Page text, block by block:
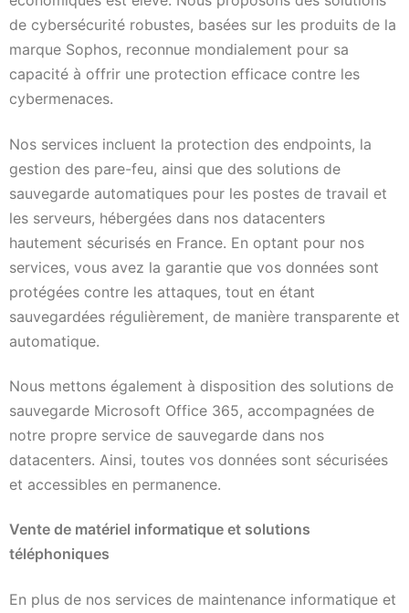
de cybersécurité robustes, basées sur les produits de la
marque Sophos, reconnue mondialement pour sa
capacité à offrir une protection efficace contre les
cybermenaces.
Nos services incluent la protection des endpoints, la
gestion des pare-feu, ainsi que des solutions de
sauvegarde automatiques pour les postes de travail et
les serveurs, hébergées dans nos datacenters
hautement sécurisés en France. En optant pour nos
services, vous avez la garantie que vos données sont
protégées contre les attaques, tout en étant
sauvegardées régulièrement, de manière transparente et
automatique.
Nous mettons également à disposition des solutions de
sauvegarde Microsoft Office 365, accompagnées de
notre propre service de sauvegarde dans nos
datacenters. Ainsi, toutes vos données sont sécurisées
et accessibles en permanence.
Vente de matériel informatique et solutions
téléphoniques
En plus de nos services de maintenance informatique et